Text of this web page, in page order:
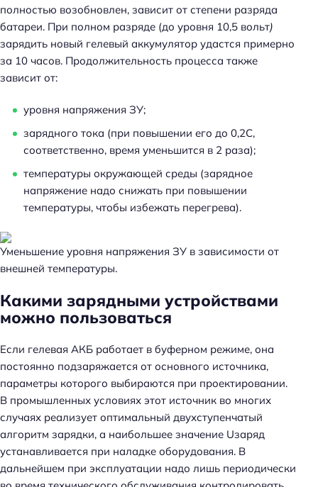
полностью возобновлен, зависит от степени разряда
батареи. При полном разряде (до уровня 10,5 вольт)
зарядить новый гелевый аккумулятор удастся примерно
за 10 часов. Продолжительность процесса также
зависит от:
уровня напряжения ЗУ;
зарядного тока (при повышении его до 0,2С,
соответственно, время уменьшится в 2 раза);
температуры окружающей среды (зарядное
напряжение надо снижать при повышении
температуры, чтобы избежать перегрева).
Уменьшение уровня напряжения ЗУ в зависимости от
внешней температуры.
Какими зарядными устройствами
можно пользоваться
Если гелевая АКБ работает в буферном режиме, она
постоянно подзаряжается от основного источника,
параметры которого выбираются при проектировании.
В промышленных условиях этот источник во многих
случаях реализует оптимальный двухступенчатый
алгоритм зарядки, а наибольшее значение Uзаряд
устанавливается при наладке оборудования. В
дальнейшем при эксплуатации надо лишь периодически
а
и
: